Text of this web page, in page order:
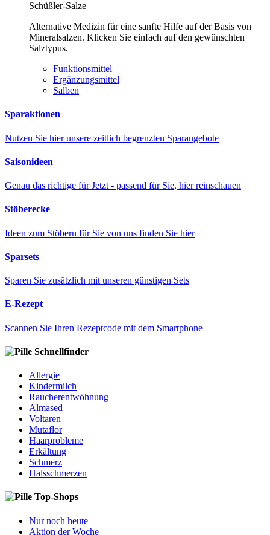
Schüßler-Salze
Alternative Medizin für eine sanfte Hilfe auf der Basis von
Mineralsalzen. Klicken Sie einfach auf den gewünschten
Salztypus.
Funktionsmittel
Ergänzungsmittel
Salben
Sparaktionen
Nutzen Sie hier unsere zeitlich begrenzten Sparangebote
Saisonideen
Genau das richtige für Jetzt - passend für Sie, hier reinschauen
Stöberecke
Ideen zum Stöbern für Sie von uns finden Sie hier
Sparsets
Sparen Sie zusätzlich mit unseren günstigen Sets
E-Rezept
Scannen Sie Ihren Rezeptcode mit dem Smartphone
Schnellfinder
Allergie
Kindermilch
Raucherentwöhnung
Almased
Voltaren
Mutaflor
Haarprobleme
Erkältung
Schmerz
Halsschmerzen
Top-Shops
Nur noch heute
Aktion der Woche